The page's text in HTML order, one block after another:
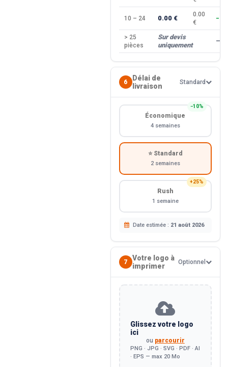
10 – 24 0.00 €
0.00
€
> 25
pièces
Sur devis
uniquement
—
6
Délai de
livraison
Standard
−10%
Économique
4 semaines
⭐ Standard
2 semaines
+25%
Rush
1 semaine
Date estimée : 21 août 2026
7
Votre logo à
imprimer
Optionnel
Glissez votre logo
ici
ou parcourir
PNG · JPG · SVG · PDF · AI
· EPS — max 20 Mo